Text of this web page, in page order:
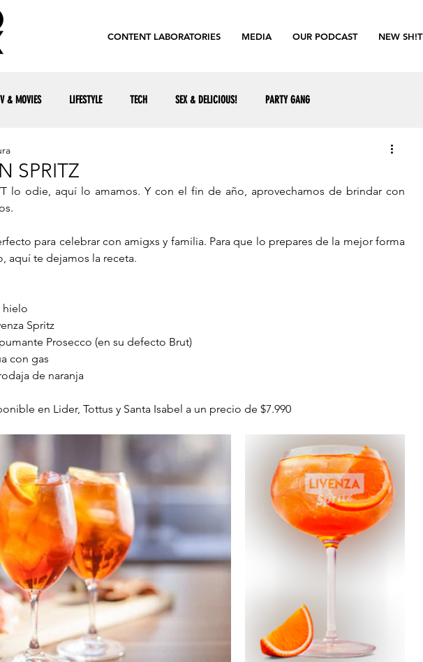
CONTENT LABORATORIES MEDIA OUR PODCAST NEW SH!T
& MOVIES LIFESTYLE TECH SEX & DELICIOUS! PARTY GANG
SPRITZ
lo odie, aquí lo amamos. Y con el fin de año, aprovechamos de brindar con
para celebrar con amigxs y familia. Para que lo prepares de la mejor forma
aquí te dejamos la receta.
hielo
Spritz
Prosecco (en su defecto Brut)
con gas
de naranja
en Lider, Tottus y Santa Isabel a un precio de $7.990